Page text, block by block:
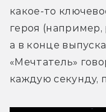
какое-то
героя
а в конце
«Мечтатель»
каждую секунду,